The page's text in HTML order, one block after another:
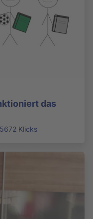
das
Klicks